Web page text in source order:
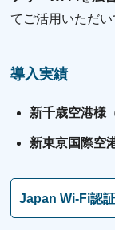
てご活用いただい
導入実績
新千歳空港様
新東京国際空
Japan Wi-Fi認